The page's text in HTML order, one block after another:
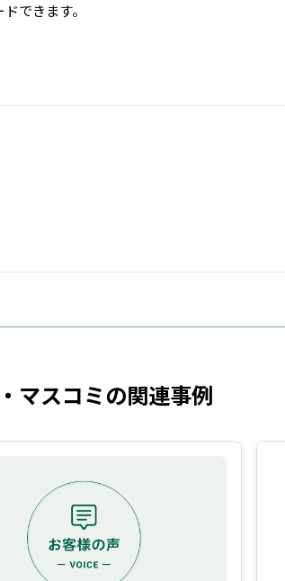
できます。
マスコミの関連事例